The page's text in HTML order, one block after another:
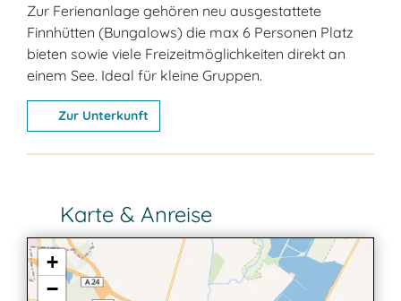
Zur Ferienanlage gehören neu ausgestattete
Finnhütten (Bungalows) die max 6 Personen Platz
bieten sowie viele Freizeitmöglichkeiten direkt an
einem See. Ideal für kleine Gruppen.
Zur Unterkunft
Karte & Anreise
+
−